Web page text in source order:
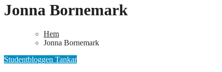
Jonna Bornemark
Hem
Jonna Bornemark
Studentbloggen Tankar